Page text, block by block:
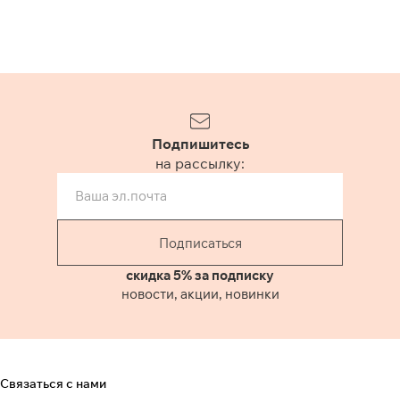
Подпишитесь
на рассылку:
Подписаться
скидка 5% за подписку
новости, акции, новинки
Связаться с нами